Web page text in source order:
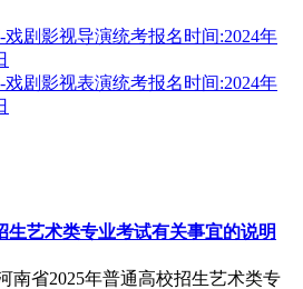
戏剧影视导演统考报名时间:2024年
戏剧影视表演统考报名时间:2024年
生艺术类专业考试有关事宜的说明
南省2025年普通高校招生艺术类专